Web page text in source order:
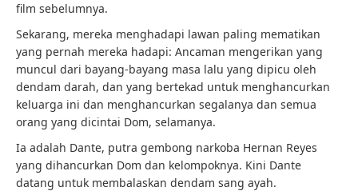
film sebelumnya.
Sekarang, mereka menghadapi lawan paling mematikan
yang pernah mereka hadapi: Ancaman mengerikan yang
muncul dari bayang-bayang masa lalu yang dipicu oleh
dendam darah, dan yang bertekad untuk menghancurkan
keluarga ini dan menghancurkan segalanya dan semua
orang yang dicintai Dom, selamanya.
Ia adalah Dante, putra gembong narkoba Hernan Reyes
yang dihancurkan Dom dan kelompoknya. Kini Dante
datang untuk membalaskan dendam sang ayah.